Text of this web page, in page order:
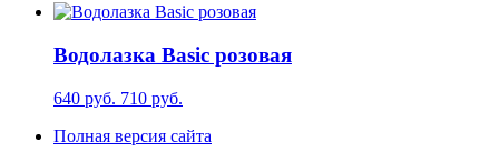
Водолазка Basic розовая
640 руб. 710 руб.
Полная версия сайта